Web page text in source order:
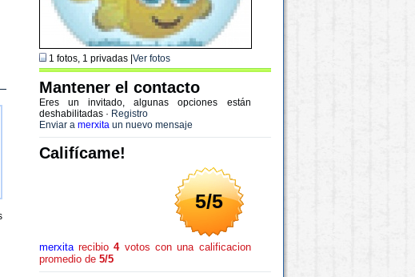
1 fotos, 1 privadas | Ver fotos
Mantener el contacto
Eres un invitado, algunas opciones están
deshabilitadas · Registro
Enviar a merxitaun nuevo mensaje
Califícame!
5/5
merxitarecibio4votos con una calificacion
promedio de 5/5